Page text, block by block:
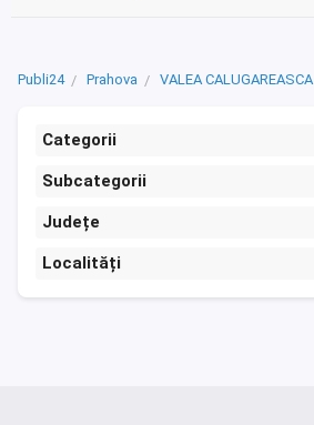
Publi24 Prahova VALEA CALUGAREASCA
Categorii
Subcategorii
Județe
Localități